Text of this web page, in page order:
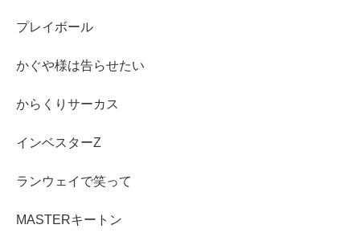
プレイボール
かぐや様は告らせたい
からくりサーカス
インベスターZ
ランウェイで笑って
MASTERキートン